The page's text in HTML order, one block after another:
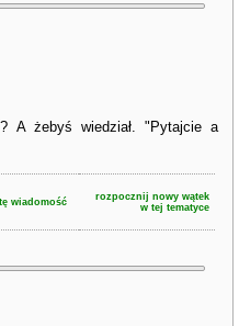
A żebyś wiedział. "Pytajcie a
wiadomość
rozpocznij nowy wątek
w tej tematyce